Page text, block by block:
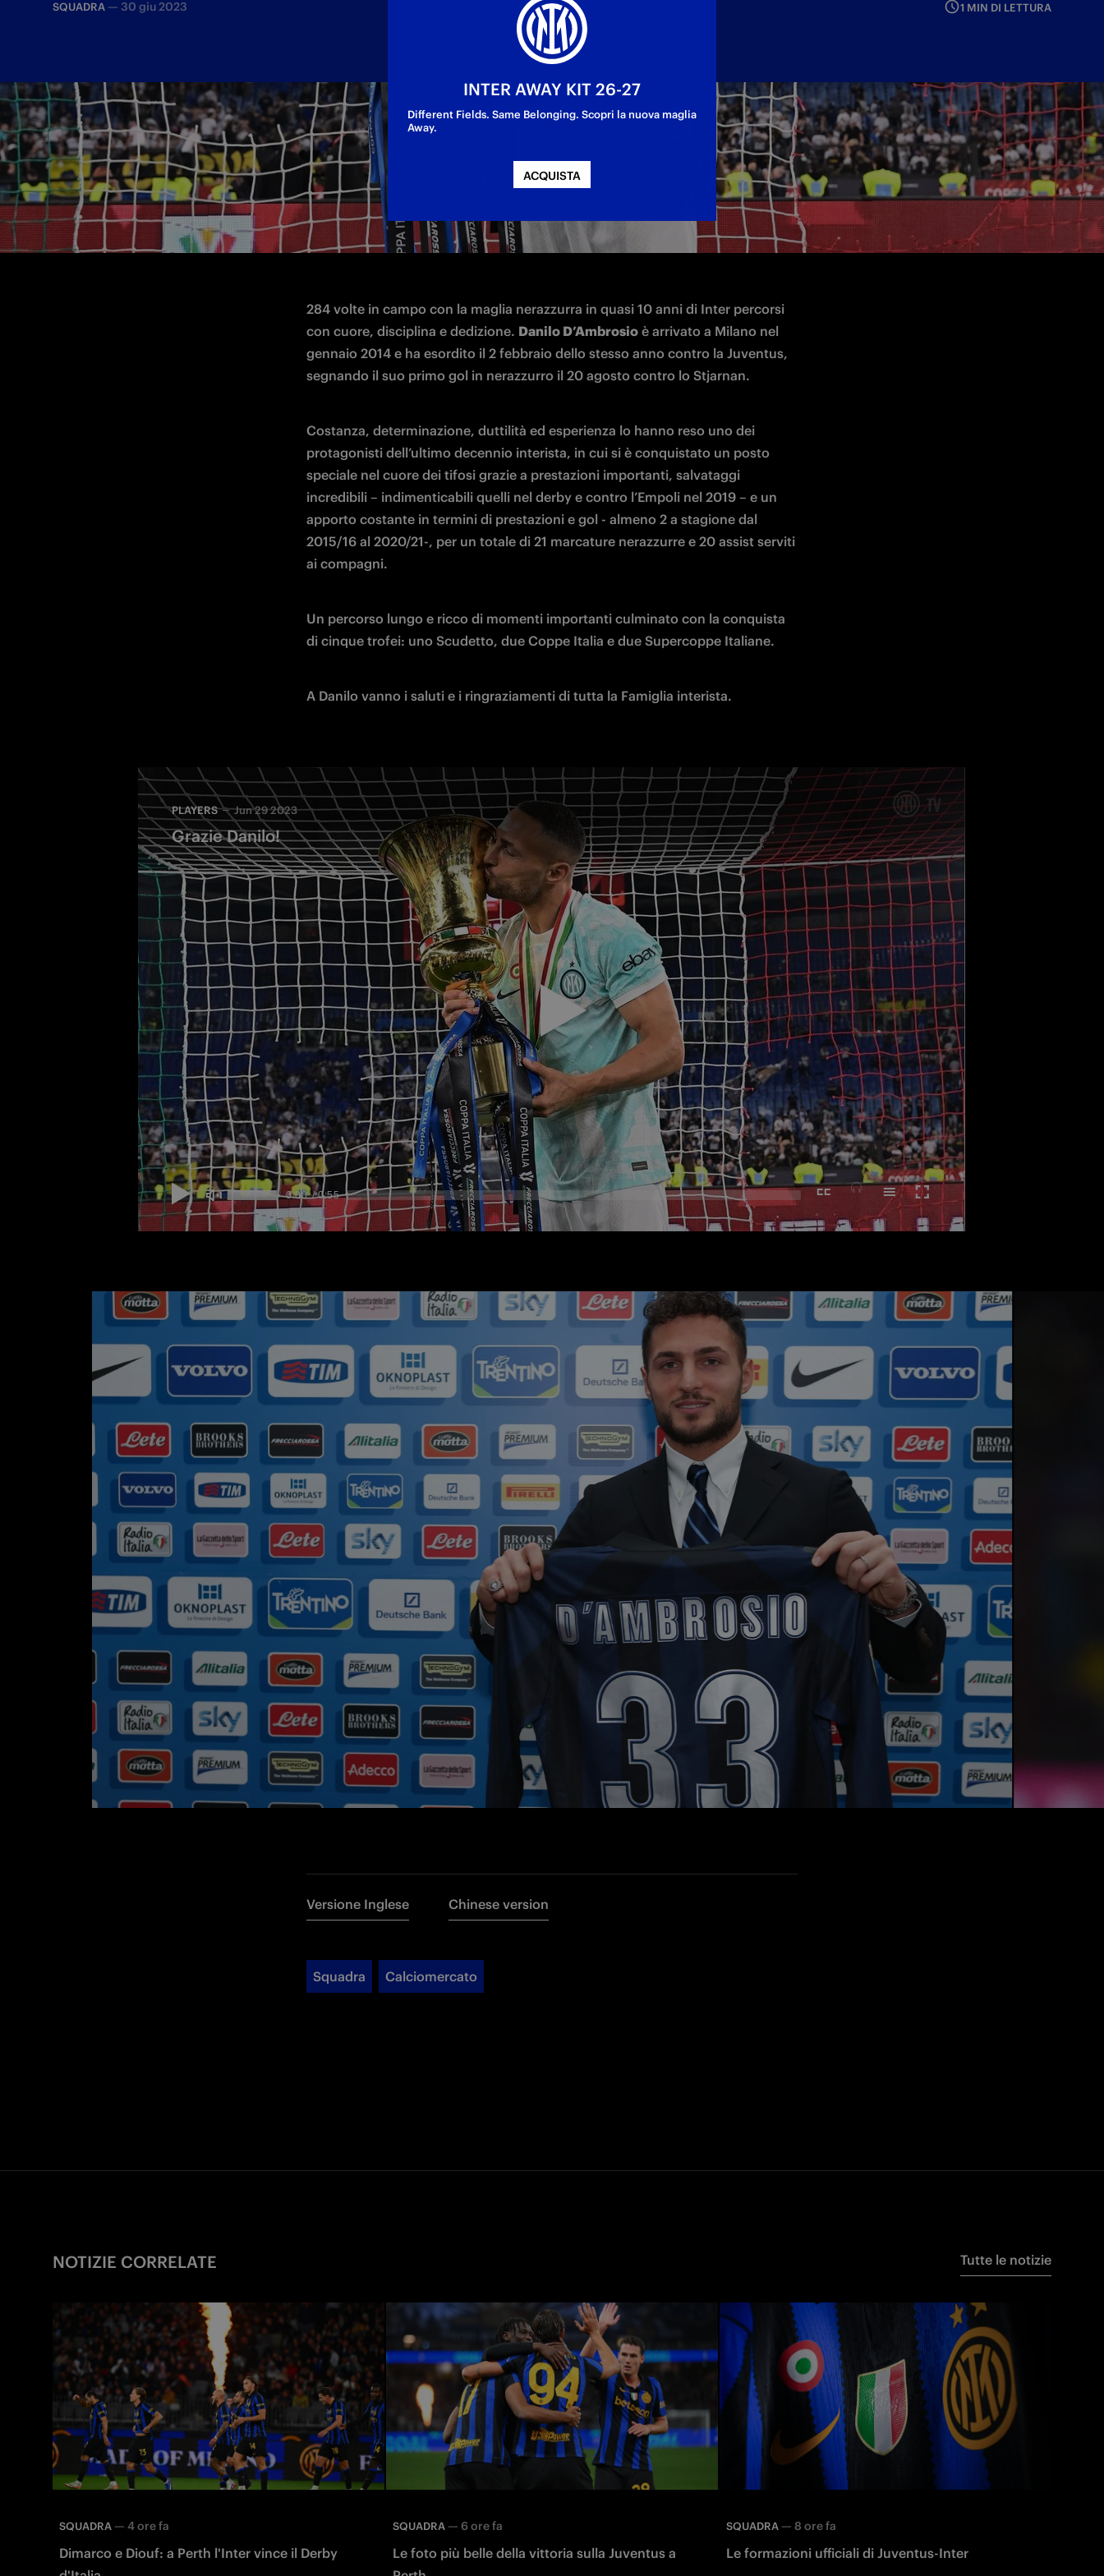
SQUADRA — 30 giu 2023 1 MIN DI LETTURA
Arrivato in nerazzurro nel gennaio 2014, Danilo D’Ambrosio saluta l’Inter dopo 9 stagioni e mezzo e 5 trofei conquistati
284 volte in campo con la maglia nerazzurra in quasi 10 anni di Inter percorsi
con cuore, disciplina e dedizione. Danilo D’Ambrosio è arrivato a Milano nel
gennaio 2014 e ha esordito il 2 febbraio dello stesso anno contro la Juventus,
segnando il suo primo gol in nerazzurro il 20 agosto contro lo Stjarnan.
Costanza, determinazione, duttilità ed esperienza lo hanno reso uno dei
protagonisti dell’ultimo decennio interista, in cui si è conquistato un posto
speciale nel cuore dei tifosi grazie a prestazioni importanti, salvataggi
incredibili – indimenticabili quelli nel derby e contro l’Empoli nel 2019 – e un
apporto costante in termini di prestazioni e gol - almeno 2 a stagione dal
2015/16 al 2020/21-, per un totale di 21 marcature nerazzurre e 20 assist serviti
ai compagni.
Un percorso lungo e ricco di momenti importanti culminato con la conquista
di cinque trofei: uno Scudetto, due Coppe Italia e due Supercoppe Italiane.
A Danilo vanno i saluti e i ringraziamenti di tutta la Famiglia interista.
PLAYERS Jun 29 2023
Grazie Danilo!
Versione Inglese Chinese version
Squadra Calciomercato
NOTIZIE CORRELATE Tutte le notizie
SQUADRA — 4 ore fa
Dimarco e Diouf: a Perth l'Inter vince il Derby
SQUADRA — 6 ore fa
Le foto più belle della vittoria sulla Juventus a
SQUADRA — 8 ore fa
Le formazioni ufficiali di Juventus-Inter
INTER AWAY KIT 26-27
Different Fields. Same Belonging. Scopri la nuova maglia
Away.
ACQUISTA